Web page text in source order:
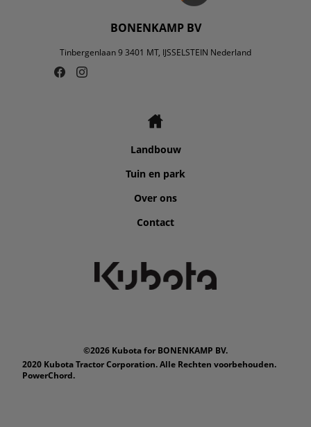
BONENKAMP BV
Tinbergenlaan 9 3401 MT, IJSSELSTEIN Nederland
Landbouw
Tuin en park
Over ons
Contact
©2026 Kubota for BONENKAMP BV.
2020 Kubota Tractor Corporation. Alle Rechten voorbehouden.
PowerChord.